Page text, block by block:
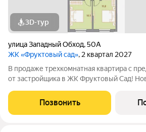
3D-тур
улица Западный Обход,50А
ЖК «Фруктовый сад», 2 квартал 2027
В продаже трехкомнатная квартира с
от застройщика в ЖК Фруктовый Сад!
Жилой комплекс Фруктовый Сад - это
с развитой инфраструктурой
Позвонить